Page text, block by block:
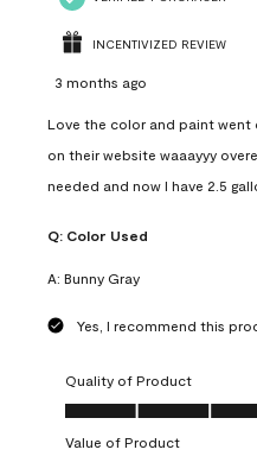
INCENTIVIZED REVIEW
3 months ago
Love the color and paint
on their website waaayyy
needed and now I have 2.5
Q: Color Used
A: Bunny Gray
Yes, I recommend this
Quality of Product
Quality of Product, 5.0 out
Value of Product